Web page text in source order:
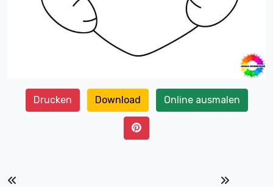
Drucken Download Online ausmalen